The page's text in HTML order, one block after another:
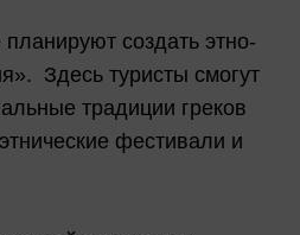
создать этно-
Здесь туристы смогут
традиции греков
фестивали и